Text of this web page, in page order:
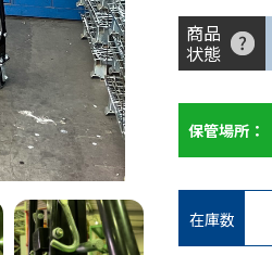
商品
状態
保管場所：
在庫数